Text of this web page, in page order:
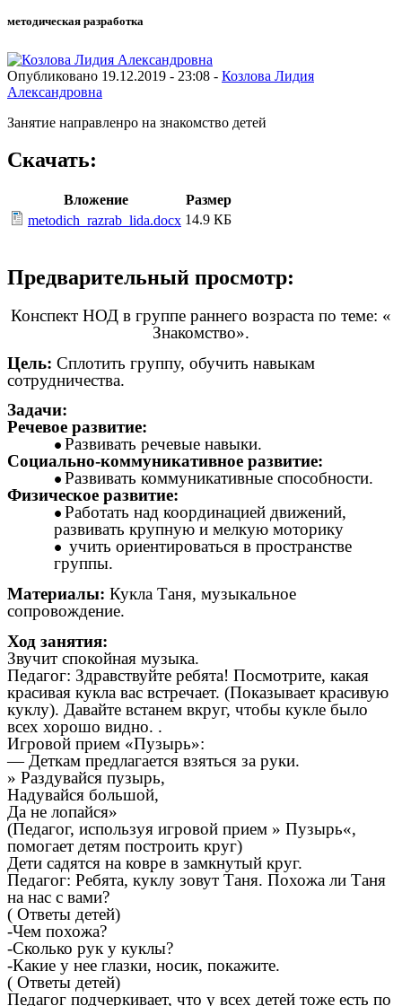
методическая разработка
Опубликовано 19.12.2019 - 23:08 - Козлова Лидия
Александровна
Занятие направленро на знакомство детей
Скачать:
Вложение
Размер
metodich_razrab_lida.docx 14.9 КБ
Предварительный просмотр:
Конспект НОД в группе раннего возраста по теме: «
Знакомство».
Цель: Сплотить группу, обучить навыкам
сотрудничества.
Задачи:
Речевое развитие:
Развивать речевые навыки.
Социально-коммуникативное развитие:
Развивать коммуникативные способности.
Физическое развитие:
Работать над координацией движений,
развивать крупную и мелкую моторику
учить ориентироваться в пространстве
группы.
Материалы: Кукла Таня, музыкальное
сопровождение.
Ход занятия:
Звучит спокойная музыка.
Педагог: Здравствуйте ребята! Посмотрите, какая
красивая кукла вас встречает. (Показывает красивую
куклу). Давайте встанем вкруг, чтобы кукле было
всех хорошо видно. .
Игровой прием «Пузырь»:
— Деткам предлагается взяться за руки.
» Раздувайся пузырь,
Надувайся большой,
Да не лопайся»
(Педагог, используя игровой прием » Пузырь«,
помогает детям построить круг)
Дети садятся на ковре в замкнутый круг.
Педагог: Ребята, куклу зовут Таня. Похожа ли Таня
на нас с вами?
( Ответы детей)
-Чем похожа?
-Сколько рук у куклы?
-Какие у нее глазки, носик, покажите.
( Ответы детей)
Педагог подчеркивает, что у всех детей тоже есть по